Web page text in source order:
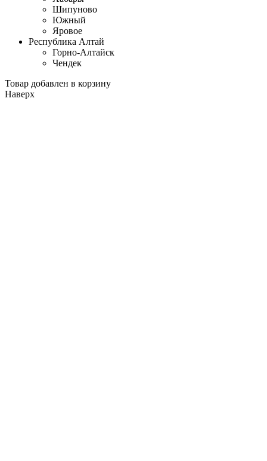
Шипуново
Южный
Яровое
Республика Алтай
Горно-Алтайск
Чендек
Товар добавлен в корзину
Наверх